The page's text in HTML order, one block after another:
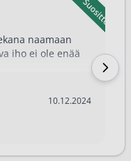
naamaan
iho ei ole enää
10.12.2024
10.12.2024